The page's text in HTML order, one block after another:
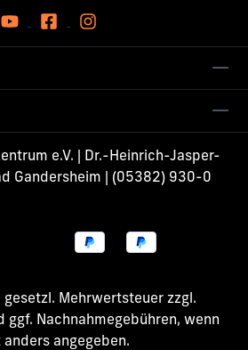
e.V. | Dr.-Heinrich-Jasper-
Gandersheim | (05382) 930-0
gesetzl. Mehrwertsteuer zzgl.
ggf. Nachnahmegebühren, wenn
anders angegeben.